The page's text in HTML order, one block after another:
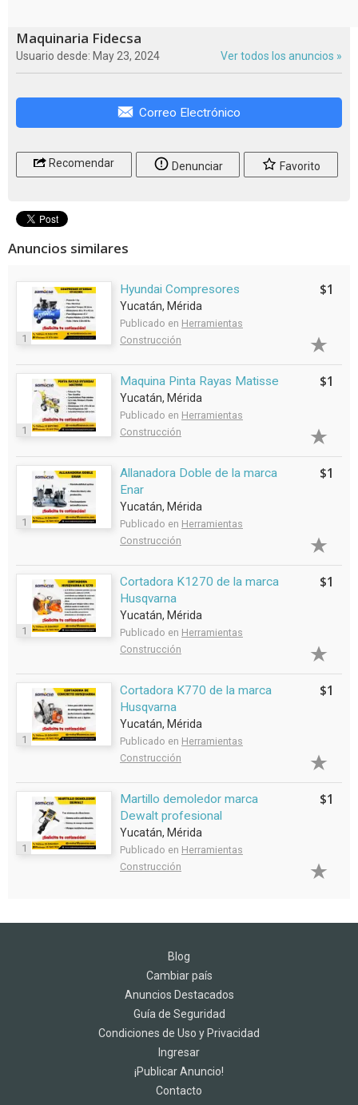
Maquinaria Fidecsa
Usuario desde: May 23, 2024 Ver todos los anuncios »
Correo Electrónico
Recomendar Denunciar Favorito
Anuncios similares
1
Hyundai Compresores
Yucatán, Mérida
Publicado en Herramientas
Construcción
$1
1
Maquina Pinta Rayas Matisse
Yucatán, Mérida
Publicado en Herramientas
Construcción
$1
1
Allanadora Doble de la marca
Enar
Yucatán, Mérida
Publicado en Herramientas
Construcción
$1
1
Cortadora K1270 de la marca
Husqvarna
Yucatán, Mérida
Publicado en Herramientas
Construcción
$1
1
Cortadora K770 de la marca
Husqvarna
Yucatán, Mérida
Publicado en Herramientas
Construcción
$1
1
Martillo demoledor marca
Dewalt profesional
Yucatán, Mérida
Publicado en Herramientas
Construcción
$1
Blog
Cambiar país
Anuncios Destacados
Guía de Seguridad
Condiciones de Uso y Privacidad
Ingresar
¡Publicar Anuncio!
Contacto